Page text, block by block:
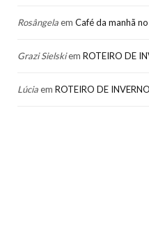
Rosângelaem Café da manhã
Grazi Sielskiem ROTEIRO DE
Lúciaem ROTEIRO DE